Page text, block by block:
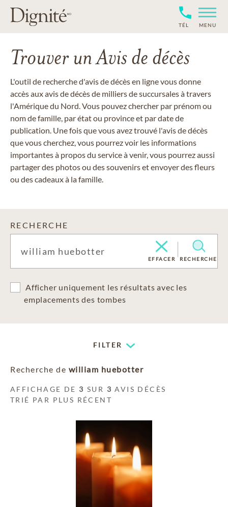
TÉL MENU
Trouver un Avis de décès
L'outil de recherche d'avis de décès en ligne vous donne
accès aux avis de décès de milliers de succursales à travers
l'Amérique du Nord. Vous pouvez chercher par prénom ou
nom de famille, par état ou province et par date de
publication. Une fois que vous avez trouvé l'avis de décès
que vous cherchez, vous pourrez voir les informations
importantes à propos du service à venir, vous pourrez aussi
partager des photos ou des souvenirs et envoyer des fleurs
ou des cadeaux à la famille.
RECHERCHE
EFFACER RECHERCHE
Afficher uniquement les résultats avec les
emplacements des tombes
FILTER
Recherche de william huebotter
AFFICHAGE DE 3 SUR 3 AVIS DÉCÈS
TRIÉ PAR PLUS RÉCENT